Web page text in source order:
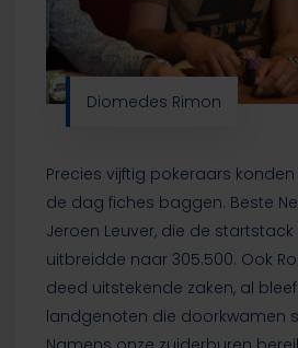
Diomedes Rimon
Precies vijftig pokeraars
de dag fiches baggen. Beste
Jeroen Leuver, die de
uitbreidde naar 305.500. Ook
deed uitstekende zaken, al
landgenoten die doorkwamen